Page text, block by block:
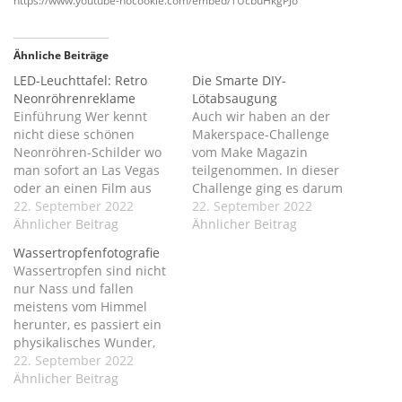
Ähnliche Beiträge
LED-Leuchttafel: Retro
Neonröhrenreklame
Einführung Wer kennt
nicht diese schönen
Neonröhren-Schilder wo
man sofort an Las Vegas
oder an einen Film aus
den 80ern denken muss.
Diese Schilder sind leider
bekommen, vor allem
nicht mit Wunschmotiv.
Da diese Reklameschilder
sehr teuer in der
Herstellung sind und es
kaum noch Hersteller…
22. September 2022
Ähnlicher Beitrag
Die Smarte DIY-
Lötabsaugung
Auch wir haben an der
Makerspace-Challenge
vom Make Magazin
teilgenommen. In dieser
Challenge ging es darum
wie man den Makerspace
verbessern könnte. (Unser
22. September 2022
Ähnlicher Beitrag
Wassertropfenfotografie
Wassertropfen sind nicht
nur Nass und fallen
meistens vom Himmel
herunter, es passiert ein
physikalisches Wunder,
wenn das kühle Nass was
uns das Leben auf der
22. September 2022
Ähnlicher Beitrag